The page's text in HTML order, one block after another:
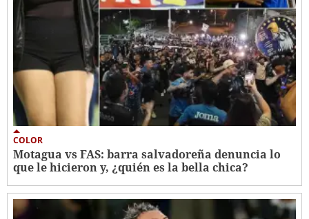
COLOR
Motagua vs FAS: barra salvadoreña denuncia lo
que le hicieron y, ¿quién es la bella chica?